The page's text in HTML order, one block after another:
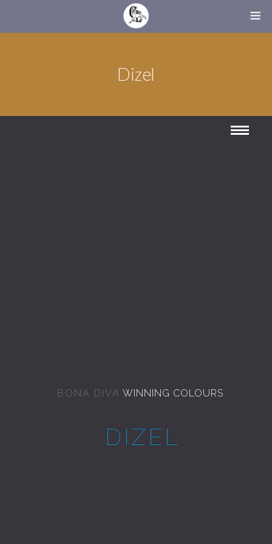
Dizel
BONA DIVA WINNING COLOURS
DIZEL